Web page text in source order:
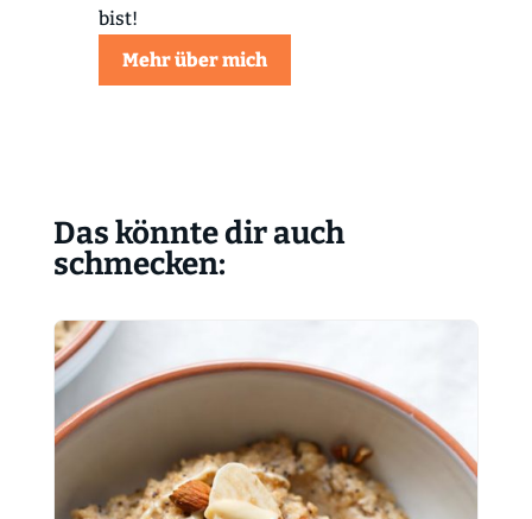
bist!
Mehr über mich
Das könnte dir auch
schmecken: